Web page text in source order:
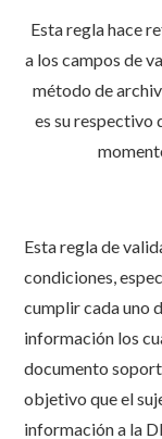
Esta regla hace
a los campos de
método de
es su respectivo
Esta regla de
condiciones,
cumplir cada uno
información los
documento
objetivo que el
información a la